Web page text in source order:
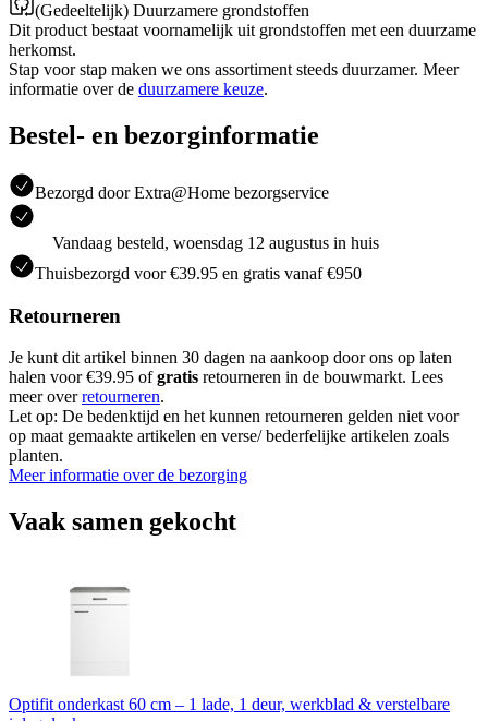
(Gedeeltelijk) Duurzamere grondstoffen
Dit product bestaat voornamelijk uit grondstoffen met een duurzame
herkomst.
Stap voor stap maken we ons assortiment steeds duurzamer. Meer
informatie over de duurzamere keuze.
Bestel- en bezorginformatie
Bezorgd door Extra@Home bezorgservice
Vandaag besteld, woensdag 12 augustus in huis
Thuisbezorgd voor €39.95 en gratis vanaf €950
Retourneren
Je kunt dit artikel binnen 30 dagen na aankoop door ons op laten
halen voor €39.95 ofgratis retourneren in de bouwmarkt. Lees
meer overretourneren.
Let op: De bedenktijd en het kunnen retourneren gelden niet voor
op maat gemaakte artikelen en verse/ bederfelijke artikelen zoals
planten.
Meer informatie over de bezorging
Vaak samen gekocht
Optifit onderkast 60 cm – 1 lade, 1 deur, werkblad & verstelbare